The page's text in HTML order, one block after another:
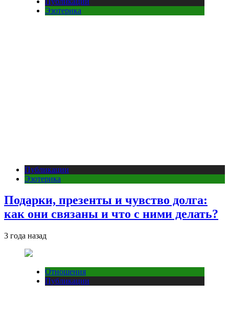
Эзотерика
Публикации
Эзотерика
Подарки, презенты и чувство долга:
как они связаны и что с ними делать?
3 года назад
Отношения
Публикации